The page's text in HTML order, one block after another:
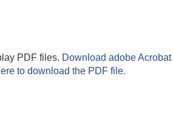
PDF files. Download adobe Acrobat
to download the PDF file.